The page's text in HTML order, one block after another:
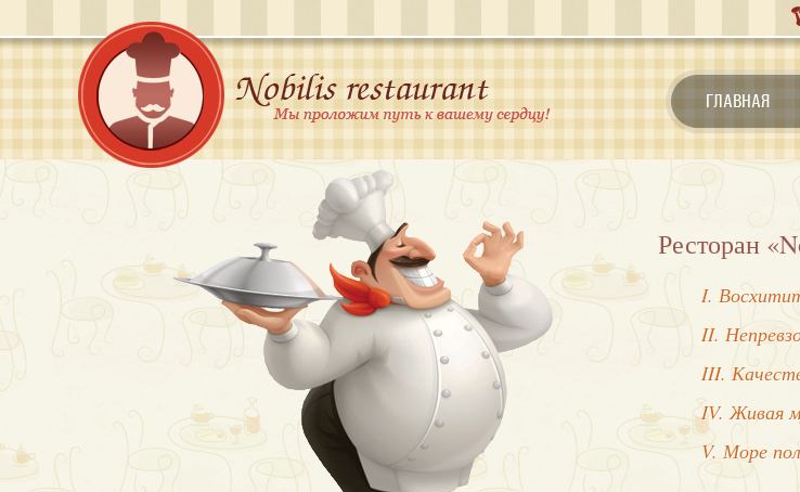
ГЛАВНАЯ
Ресторан
I.
II.
III.
IV. Живая
V. Море